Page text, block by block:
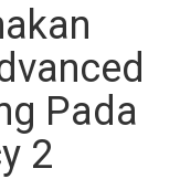
Pada
2